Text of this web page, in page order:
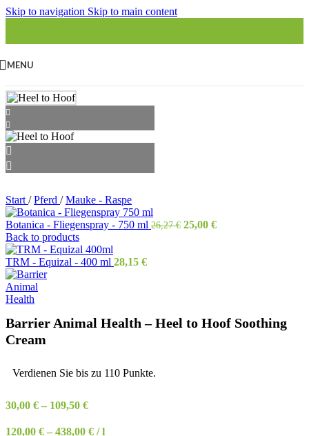
Skip to navigation Skip to main content
MENU
Start / Pferd / Mauke - Raspe
Botanica - Fliegenspray - 750 ml 26,27€ Ursprünglicher
25,00 €Aktueller
Back to products
TRM - Equizal - 400 ml 28,15 €
Barrier Animal Health – Heel to Hoof Soothing
Cream
Verdienen Sie bis zu 110 Punkte.
30,00 € – 109,50 €
120,00 € – 438,00 € /l